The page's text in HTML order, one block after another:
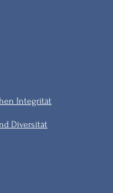
Integrität
Diversität